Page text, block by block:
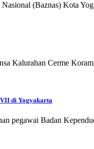
(Baznas) Kota
Kalurahan Cerme
di Yogyakarta
pegawai Badan